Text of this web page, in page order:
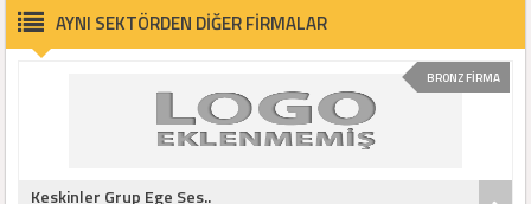
AYNI SEKTÖRDEN DİĞER FİRMALAR
BRONZ FİRMA
Keskinler Grup Ege Ses..